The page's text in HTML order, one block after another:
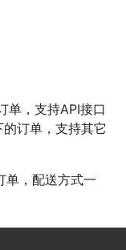
单，支持API接口
订单，支持其它
单，配送方式一